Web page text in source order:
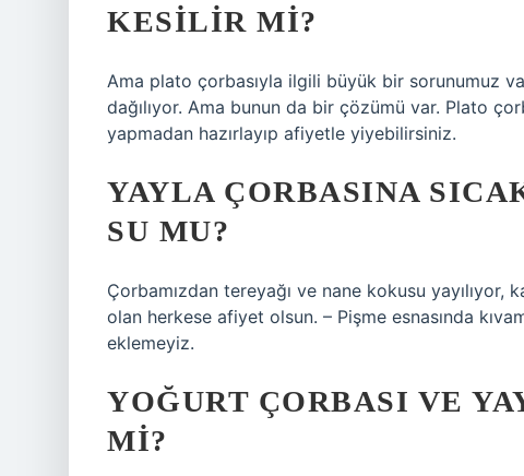
KESILIR MI?
Ama plato çorbasıyla ilgili büyük bir sorunumuz
dağılıyor. Ama bunun da bir çözümü var. Plato
yapmadan hazırlayıp afiyetle yiyebilirsiniz.
YAYLA ÇORBASINA
SU MU?
Çorbamızdan tereyağı ve nane kokusu yayılıyor,
olan herkese afiyet olsun. – Pişme esnasında
eklemeyiz.
YOĞURT ÇORBASI VE
MI?